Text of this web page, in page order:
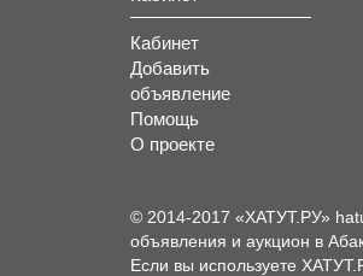
Кабинет
Добавить
объявление
Помощь
О проекте
© 2014-2017 «ХАТУТ.РУ»
объявления и аукцион в
Если вы используете